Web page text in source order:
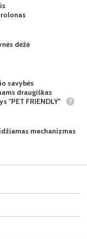
dėžė
savybės
draugiškas
"PET FRIENDLY"
?
mechanizmas